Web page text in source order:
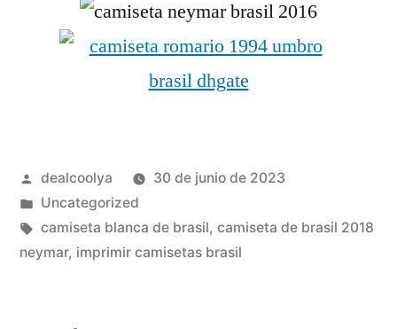
Publicado
por
dealcoolya
30 de junio de 2023
Publicado
en
Uncategorized
Etiquetas:
camiseta blanca de brasil, camiseta de brasil 2018
neymar, imprimir camisetas brasil